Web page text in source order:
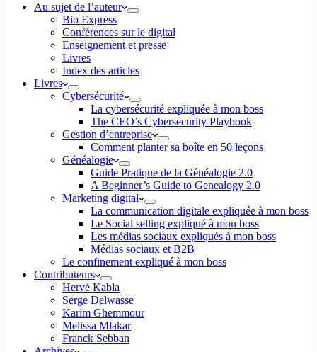
Au sujet de l’auteur
Bio Express
Conférences sur le digital
Enseignement et presse
Livres
Index des articles
Livres
Cybersécurité
La cybersécurité expliquée à mon boss
The CEO’s Cybersecurity Playbook
Gestion d’entreprise
Comment planter sa boîte en 50 leçons
Généalogie
Guide Pratique de la Généalogie 2.0
A Beginner’s Guide to Genealogy 2.0
Marketing digital
La communication digitale expliquée à mon boss
Le Social selling expliqué à mon boss
Les médias sociaux expliqués à mon boss
Médias sociaux et B2B
Le confinement expliqué à mon boss
Contributeurs
Hervé Kabla
Serge Delwasse
Karim Ghemmour
Melissa Mlakar
Franck Sebban